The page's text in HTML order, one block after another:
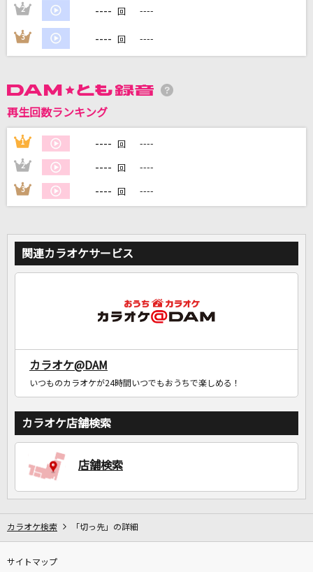
自宅でカラオケ歌い放題！
2 ---- 回 ----
3 ---- 回 ----
再生回数ランキング
1 ---- 回 ----
2 ---- 回 ----
3 ---- 回 ----
関連カラオケサービス
カラオケ@DAM
いつものカラオケが24時間いつでもおうちで楽しめる！
カラオケ店舗検索
店舗検索
カラオケ検索 「切っ先」の詳細
サイトマップ